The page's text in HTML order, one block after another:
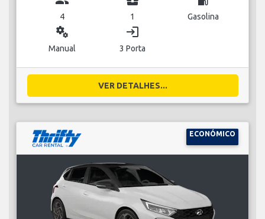
4 1 Gasolina
miscellaneous_services
Manual
login
3 Porta
VER DETALHES...
ECONÓMICO